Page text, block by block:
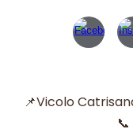
📌Vicolo
📞